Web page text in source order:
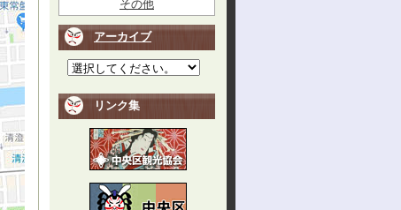
その他
アーカイブ
リンク集